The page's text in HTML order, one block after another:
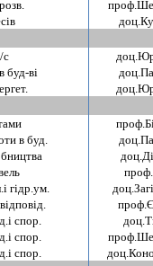
с
буд-вi
в буд.
гiдр.ум.
спор.
спор.
спор.